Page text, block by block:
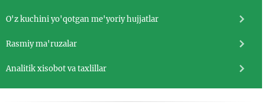
O'z kuchini yo'qotgan me'yoriy hujjatlar
Rasmiy ma'ruzalar
Analitik xisobot va taxlillar